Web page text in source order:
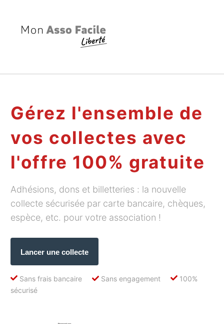
Témoignages clients
Blog AssoConnect
Livres blancs de gestion
Formations gratuites
Plateforme collaborative
Openasso
Gérez l'ensemble de
vos collectes avec
l'offre 100% gratuite
Adhésions, dons et billetteries : la nouvelle
collecte sécurisée par carte bancaire, chèques,
espèce, etc. pour votre association !
Lancer une collecte
Sans frais bancaire Sans engagement
100%
sécurisé